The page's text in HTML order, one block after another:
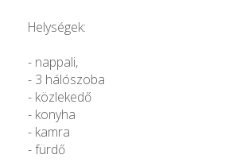
Helységek:
- nappali,
- 3 hálószoba
- közlekedő
- konyha
- kamra
- fürdő